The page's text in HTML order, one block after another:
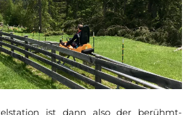
ist dann also der berühmt-